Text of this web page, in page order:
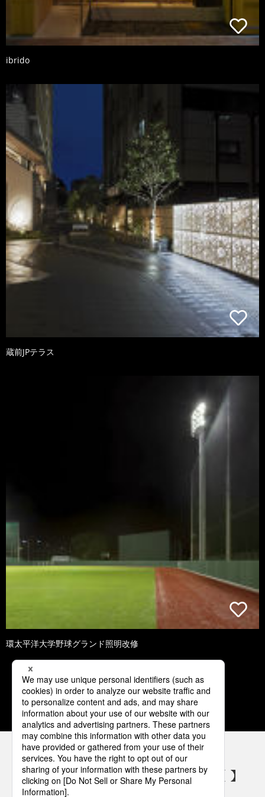
ibrido
蔵前JPテラス
環太平洋大学野球グランド照明改修
2 3 4 5 6
パナソニックの電気設備 SNSアカウント